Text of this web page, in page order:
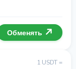
Обменять
1 USDT =